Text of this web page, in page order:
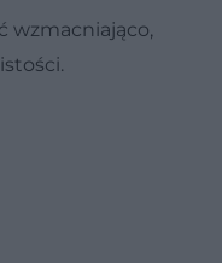
wzmacniająco,